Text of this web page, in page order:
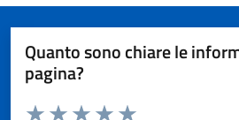
Quanto sono chiare le
pagina?
Valuta da 1 a 5 stelle la pagina